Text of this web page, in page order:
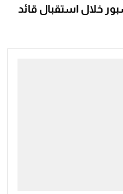
خلال استقبال قائد